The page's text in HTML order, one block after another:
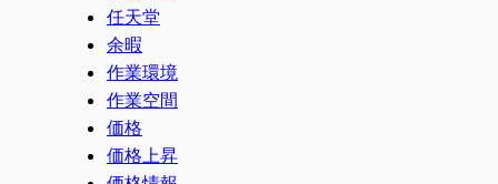
任天堂
余暇
作業環境
作業空間
価格
価格上昇